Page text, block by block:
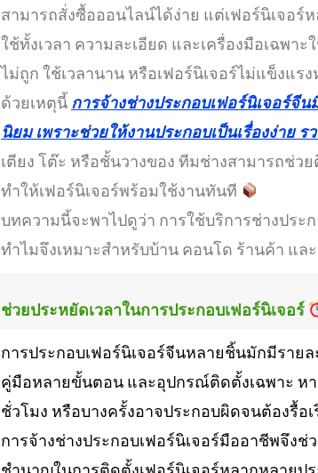
สามารถสั่งซื้อออนไลน์ได้ง่าย แต่เฟอร์นิเจอร์
ใช้ทั้งเวลา ความละเอียด และเครื่องมือเฉพ
ไม่ถูก ใช้เวลานาน หรือเฟอร์นิเจอร์ไม่แข็งแร
ด้วยเหตุนี้ การจ้างช่างประกอบเฟอร์นิเจอร์จี
นิยม เพราะช่วยให้งานประกอบเป็นเรื่องง่าย
เตียง โต๊ะ หรือชั้นวางของ ทีมช่างสามารถช่ว
ทำให้เฟอร์นิเจอร์พร้อมใช้งานทันที
บทความนี้จะพาไปดูว่า การใช้บริการช่างประ
ทำไมจึงเหมาะสำหรับบ้าน คอนโด ร้านค้า แล
ช่วยประหยัดเวลาในการประกอบเฟอร์นิเจอร์
การประกอบเฟอร์นิเจอร์จีนหลายชิ้นมักมีรา
คู่มือหลายขั้นตอน และอุปกรณ์ติดตั้งเฉพาะ ห
ชั่วโมง หรือบางครั้งอาจประกอบผิดจนต้องรื้อ
การจ้างช่างประกอบเฟอร์นิเจอร์มืออาชีพจึงช่